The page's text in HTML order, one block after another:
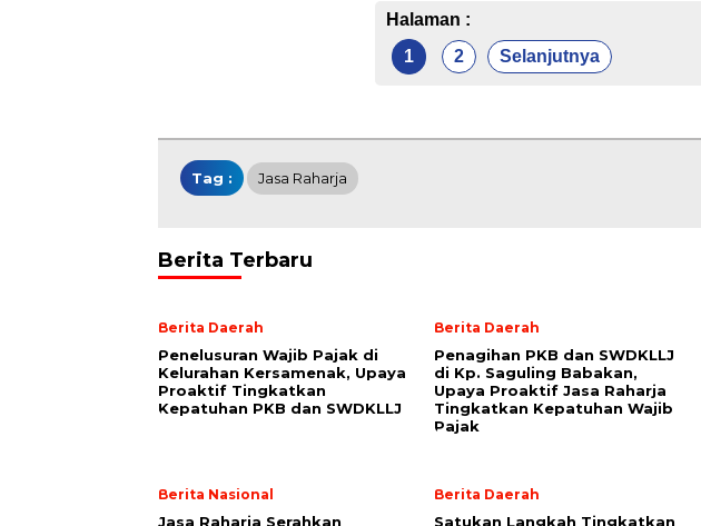
Halaman :
1
2 Selanjutnya
Tag : Jasa Raharja
Berita Terbaru
Berita Daerah
Penelusuran Wajib Pajak di
Kelurahan Kersamenak, Upaya
Proaktif Tingkatkan
Kepatuhan PKB dan SWDKLLJ
Berita Daerah
Penagihan PKB dan SWDKLLJ
di Kp. Saguling Babakan,
Upaya Proaktif Jasa Raharja
Tingkatkan Kepatuhan Wajib
Pajak
Berita Nasional
Jasa Raharja Serahkan
Berita Daerah
Satukan Langkah Tingkatkan